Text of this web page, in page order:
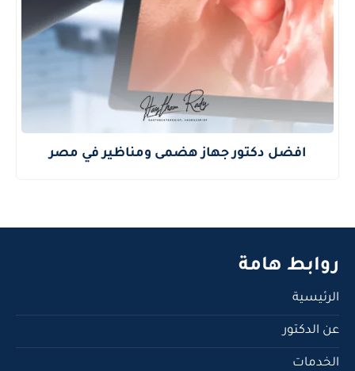
افضل دكتور جهاز هضمى ومناظير في مصر
روابط هامة
الرئيسية
عن الدكتور
الخدمات